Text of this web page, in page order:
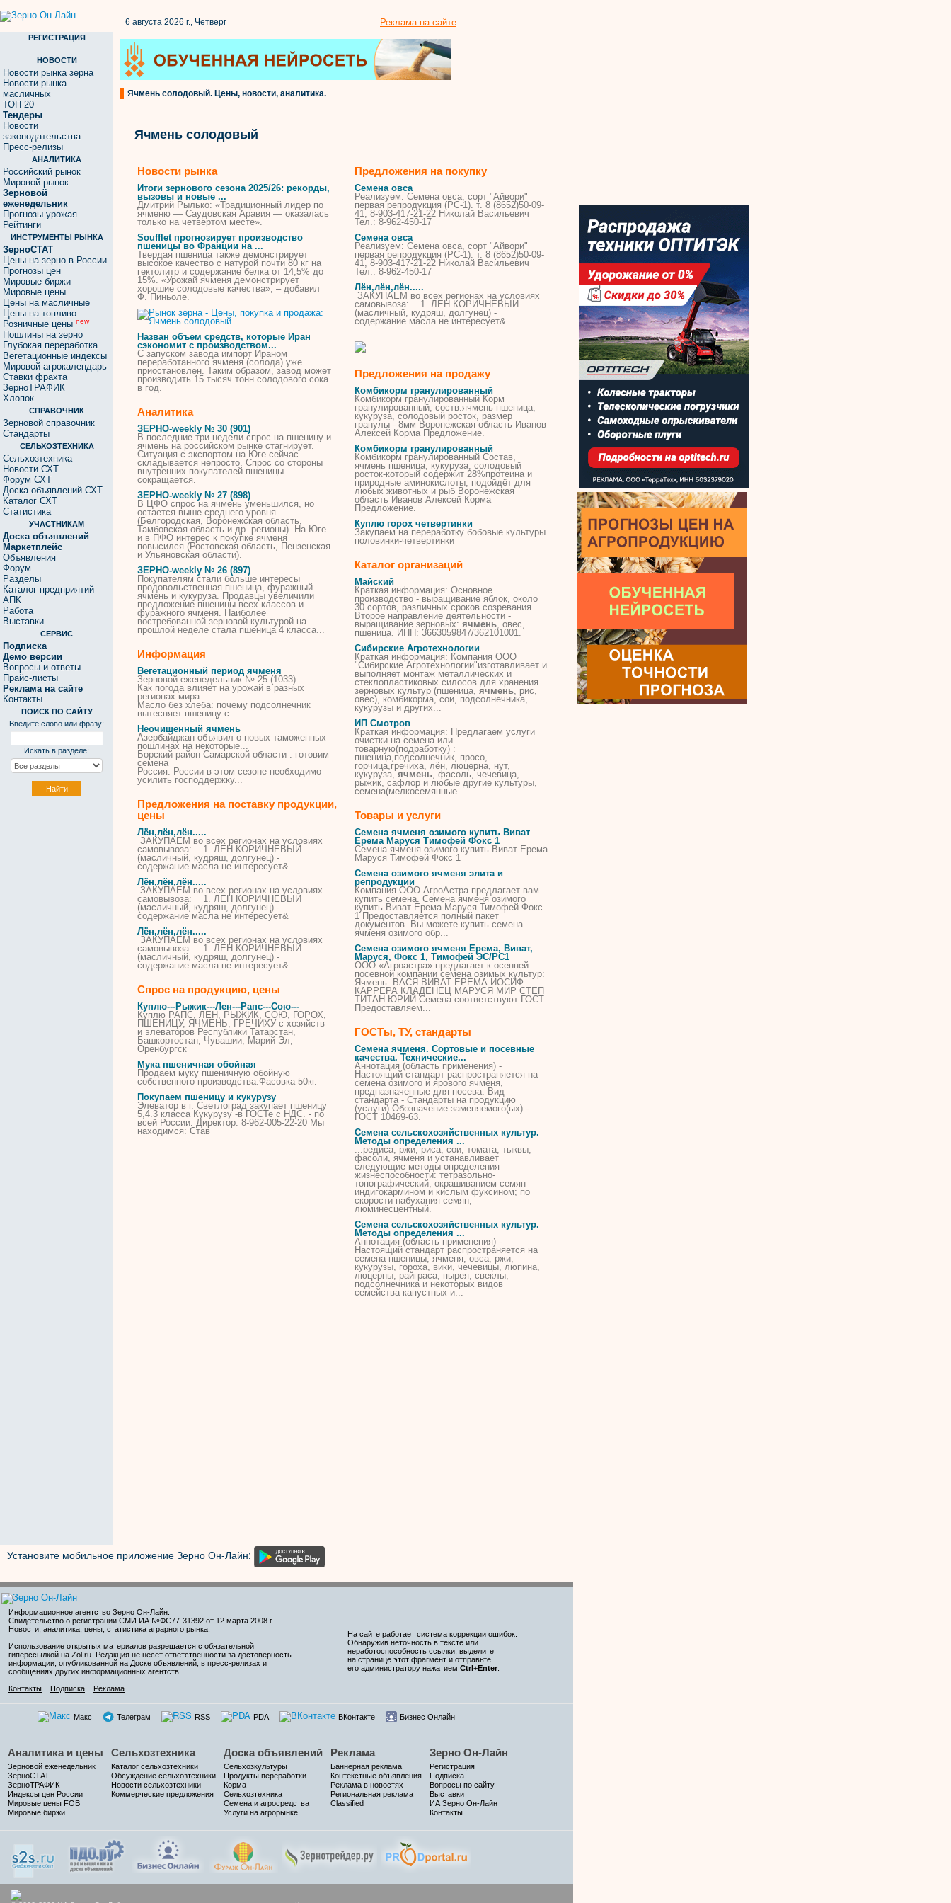
6 августа 2026 г., Четверг Реклама на сайте
РЕГИСТРАЦИЯ
НОВОСТИ
Новости рынка зерна
Новости рынка
масличных
ТОП 20
Тендеры
Новости
законодательства
Пресс-релизы
АНАЛИТИКА
Российский рынок
Мировой рынок
Зерновой
еженедельник
Прогнозы урожая
Рейтинги
ИНСТРУМЕНТЫ РЫНКА
ЗерноСТАТ
Цены на зерно в России
Прогнозы цен
Мировые биржи
Мировые цены
Цены на масличные
Цены на топливо
Розничные цены new
Пошлины на зерно
Глубокая переработка
Вегетационные индексы
Мировой агрокалендарь
Ставки фрахта
ЗерноТРАФИК
Хлопок
СПРАВОЧНИК
Зерновой справочник
Стандарты
СЕЛЬХОЗТЕХНИКА
Сельхозтехника
Новости СХТ
Форум СХТ
Доска объявлений СХТ
Каталог СХТ
Статистика
УЧАСТНИКАМ
Доска объявлений
Маркетплейс
Объявления
Форум
Разделы
Каталог предприятий
АПК
Работа
Выставки
СЕРВИС
Подписка
Демо версии
Вопросы и ответы
Прайс-листы
Реклама на сайте
Контакты
ПОИСК ПО САЙТУ
Введите слово или фразу:
Искать в разделе:
Ячмень солодовый. Цены, новости, аналитика.
Ячмень солодовый
Новости рынка
Итоги зернового сезона 2025/26: рекорды,
вызовы и новые ...
Дмитрий Рылько: «Традиционный лидер по
ячменю — Саудовская Аравия — оказалась
только на четвертом месте».
Soufflet прогнозирует производство
пшеницы во Франции на ...
Твердая пшеница также демонстрирует
высокое качество с натурой почти 80 кг на
гектолитр и содержание белка от 14,5% до
15%. «Урожайячменя демонстрирует
хорошие солодовые качества», – добавил
Ф. Пиньоле.
Назван объем средств, которые Иран
сэкономит с производством...
С запуском завода импорт Ираном
переработанного ячменя(солода) уже
приостановлен. Таким образом, завод может
производить 15 тысяч тонн солодового сока
в год.
Аналитика
ЗЕРНО-weekly № 30 (901)
В последние три недели спрос на пшеницу и
ячмень на российском рынке стагнирует.
Ситуация с экспортом на Юге сейчас
складывается непросто. Спрос со стороны
внутренних покупателей пшеницы
сокращается.
ЗЕРНО-weekly № 27 (898)
В ЦФО спрос на ячмень уменьшился, но
остается выше среднего уровня
(Белгородская, Воронежская область,
Тамбовская область и др. регионы). На Юге
и в ПФО интерес к покупке ячменя
повысился (Ростовская область, Пензенская
и Ульяновская области).
ЗЕРНО-weekly № 26 (897)
Покупателям стали больше интересы
продовольственная пшеница, фуражный
ячмень и кукуруза. Продавцы увеличили
предложение пшеницы всех классов и
фуражного ячменя. Наиболее
востребованной зерновой культурой на
прошлой неделе стала пшеница 4 класса...
Информация
Вегетационный период ячменя
Зерновой еженедельник № 25 (1033)
Как погода влияет на урожай в разных
регионах мира
Масло без хлеба: почему подсолнечник
вытесняет пшеницу с ...
Неочищенный ячмень
Азербайджан объявил о новых таможенных
пошлинах на некоторые...
Борский район Самарской области : готовим
семена
Россия. России в этом сезоне необходимо
усилить господдержку...
Предложения на поставку продукции,
цены
Лён,лён,лён.....
ЗАКУПАЕМ во всех регионах на условиях
самовывоза: 1. ЛЕН КОРИЧНЕВЫЙ
(масличный, кудряш, долгунец) -
содержание масла не интересует&
Лён,лён,лён.....
ЗАКУПАЕМ во всех регионах на условиях
самовывоза: 1. ЛЕН КОРИЧНЕВЫЙ
(масличный, кудряш, долгунец) -
содержание масла не интересует&
Лён,лён,лён.....
ЗАКУПАЕМ во всех регионах на условиях
самовывоза: 1. ЛЕН КОРИЧНЕВЫЙ
(масличный, кудряш, долгунец) -
содержание масла не интересует&
Спрос на продукцию, цены
Куплю---Рыжик---Лен---Рапс---Сою---
Куплю РАПС, ЛЕН, РЫЖИК, СОЮ, ГОРОХ,
ПШЕНИЦУ, ЯЧМЕНЬ, ГРЕЧИХУ с хозяйств
и элеваторов Республики Татарстан,
Башкортостан, Чувашии, Марий Эл,
Оренбургск
Мука пшеничная обойная
Продаем муку пшеничную обойную
собственного производства.Фасовка 50кг.
Покупаем пшеницу и кукурузу
Элеватор в г. Светлоград закупает пшеницу
5,4.3 класса Кукурузу -в ГОСТе с НДС. - по
всей России. Директор: 8-962-005-22-20 Мы
находимся: Став
Предложения на покупку
Семена овса
Реализуем: Семена овса, сорт "Айвори"
первая репродукция (РС-1). т. 8 (8652)50-09-
41, 8-903-417-21-22 Николай Васильевич
Тел.: 8-962-450-17
Семена овса
Реализуем: Семена овса, сорт "Айвори"
первая репродукция (РС-1). т. 8 (8652)50-09-
41, 8-903-417-21-22 Николай Васильевич
Тел.: 8-962-450-17
Лён,лён,лён.....
ЗАКУПАЕМ во всех регионах на условиях
самовывоза: 1. ЛЕН КОРИЧНЕВЫЙ
(масличный, кудряш, долгунец) -
содержание масла не интересует&
Предложения на продажу
Комбикорм гранулированный
Комбикорм гранулированный Корм
гранулированный, соств:ячменьпшеница,
кукуруза, солодовый росток, размер
гранулы - 8мм Воронежская область Иванов
Алексей Корма Предложение.
Комбикорм гранулированный
Комбикорм гранулированный Состав,
ячмень пшеница, кукуруза, солодовый
росток-который содержит 28%протеина и
природные аминокислоты, подойдёт для
любых животных и рыб Воронежская
область Иванов Алексей Корма
Предложение.
Куплю горох четвертинки
Закупаем на переработку бобовые культуры
половинки-четвертинки
Каталог организаций
Майский
Краткая информация: Основное
производство - выращивание яблок, около
30 сортов, различных сроков созревания.
Второе направление деятельности -
выращивание зерновых: ячмень, овес,
пшеница. ИНН: 3663059847/362101001.
Сибирские Агротехнологии
Краткая информация: Компания ООО
"Сибирские Агротехнологии"изготавливает и
выполняет монтаж металлических и
стеклопластиковых силосов для хранения
зерновых культур (пшеница, ячмень, рис,
овес), комбикорма, сои, подсолнечника,
кукурузы и других...
ИП Смотров
Краткая информация: Предлагаем услуги
очистки на семена или
товарную(подработку) :
пшеница,подсолнечник, просо,
горчица,гречиха, лён, люцерна, нут,
кукуруза, ячмень, фасоль, чечевица,
рыжик, сафлор и любые другие культуры,
семена(мелкосемянные...
Товары и услуги
Семена ячменя озимого купить Виват
Ерема Маруся Тимофей Фокс 1
Семена ячменя озимого купить Виват Ерема
Маруся Тимофей Фокс 1
Семена озимого ячменя элита и
репродукции
Компания ООО АгроАстра предлагает вам
купить семена. Семена ячменя озимого
купить Виват Ерема Маруся Тимофей Фокс
1 Предоставляется полный пакет
документов. Вы можете купить семена
ячменя озимого обр...
Семена озимого ячменя Ерема, Виват,
Маруся, Фокс 1, Тимофей ЭС/РС1
ООО «Агроастра» предлагает к осенней
посевной компании семена озимых культур:
Ячмень: ВАСЯ ВИВАТ ЕРЕМА ИОСИФ
КАРРЕРА КЛАДЕНЕЦ МАРУСЯ МИР СТЕП
ТИТАН ЮРИЙ Семена соответствуют ГОСТ.
Предоставляем...
ГОСТы, ТУ, стандарты
Семена ячменя. Сортовые и посевные
качества. Технические...
Аннотация (область применения) -
Настоящий стандарт распространяется на
семена озимого и яровогоячменя,
предназначенные для посева. Вид
стандарта - Стандарты на продукцию
(услуги) Обозначение заменяемого(ых) -
ГОСТ 10469-63.
Семена сельскохозяйственных культур.
Методы определения ...
...редиса, ржи, риса, сои, томата, тыквы,
фасоли, ячменя и устанавливает
следующие методы определения
жизнеспособности: тетразольно-
топографический; окрашиванием семян
индигокармином и кислым фуксином; по
скорости набухания семян;
люминесцентный.
Семена сельскохозяйственных культур.
Методы определения ...
Аннотация (область применения) -
Настоящий стандарт распространяется на
семена пшеницы, ячменя, овса, ржи,
кукурузы, гороха, вики, чечевицы, люпина,
люцерны, райграса, пырея, свеклы,
подсолнечника и некоторых видов
семейства капустных и...
Установите мобильное приложение Зерно Он-Лайн:
Информационное агентство Зерно Он-Лайн
Свидетельство о регистрации СМИ ИА №ФС77-31392 от 12 марта 2008 г.
Новости, аналитика, цены, статистика аграрного рынка.
Использование открытых материалов разрешается с обязательной
гиперссылкой на Zol.ru. Редакция не несет ответственности за достоверность
информации, опубликованной на Доске объявлений, в пресс-релизах и
сообщениях других информационных агентств.
Контакты
Подписка Реклама
На сайте работает система коррекции ошибок.
Обнаружив неточность в тексте или
неработоспособность ссылки, выделите
на странице этот фрагмент и отправьте
его администратору нажатием Ctrl+Enter
Макс Телеграм RSS PDA ВКонтакте Бизнес Онлайн
Аналитика и цены
Зерновой еженедельник
ЗерноСТАТ
ЗерноТРАФИК
Индексы цен России
Мировые цены FOB
Мировые биржи
Сельхозтехника
Каталог сельхозтехники
Обсуждение сельхозтехники
Новости сельхозтехники
Коммерческие предложения
Доска объявлений
Сельхозкультуры
Продукты переработки
Корма
Сельхозтехника
Семена и агросредства
Услуги на агрорынке
Реклама
Баннерная реклама
Контекстные объявления
Реклама в новостях
Региональная реклама
Classified
Зерно Он-Лайн
Регистрация
Подписка
Вопросы по сайту
Выставки
ИА Зерно Он-Лайн
Контакты